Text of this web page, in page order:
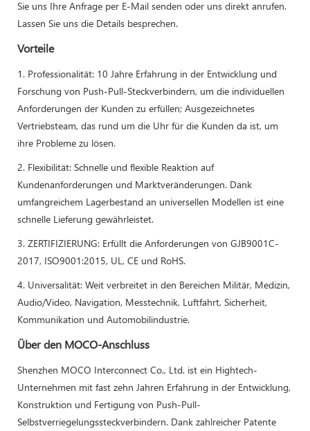
Sie uns Ihre Anfrage per E-Mail senden oder uns direkt anrufen.
Lassen Sie uns die Details besprechen.
Vorteile
1. Professionalität: 10 Jahre Erfahrung in der Entwicklung und
Forschung von Push-Pull-Steckverbindern, um die individuellen
Anforderungen der Kunden zu erfüllen; Ausgezeichnetes
Vertriebsteam, das rund um die Uhr für die Kunden da ist, um
ihre Probleme zu lösen.
2. Flexibilität: Schnelle und flexible Reaktion auf
Kundenanforderungen und Marktveränderungen. Dank
umfangreichem Lagerbestand an universellen Modellen ist eine
schnelle Lieferung gewährleistet.
3. ZERTIFIZIERUNG: Erfüllt die Anforderungen von GJB9001C-
2017, ISO9001:2015, UL, CE und RoHS.
4. Universalität: Weit verbreitet in den Bereichen Militär, Medizin,
Audio/Video, Navigation, Messtechnik, Luftfahrt, Sicherheit,
Kommunikation und Automobilindustrie.
Über den MOCO-Anschluss
Shenzhen MOCO Interconnect Co., Ltd. ist ein Hightech-
Unternehmen mit fast zehn Jahren Erfahrung in der Entwicklung,
Konstruktion und Fertigung von Push-Pull-
Selbstverriegelungssteckverbindern. Dank zahlreicher Patente